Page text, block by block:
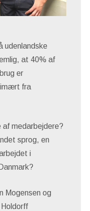
udenlandske
at 40% af
er
fra
af medarbejdere?
sprog, en
i
Mogensen og